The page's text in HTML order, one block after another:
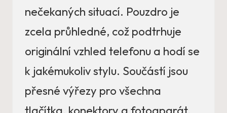
nečekaných situací. Pouzdro je
zcela průhledné, což podtrhuje
originální vzhled telefonu a hodí se
k jakémukoliv stylu. Součástí jsou
přesné výřezy pro všechna